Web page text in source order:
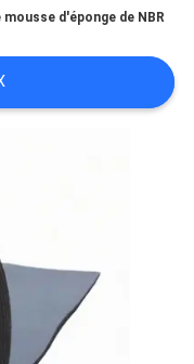
mousse d'éponge de NBR